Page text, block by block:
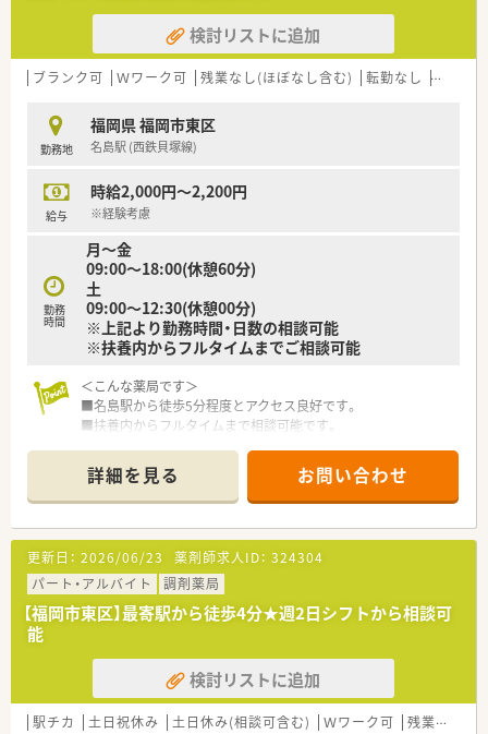
す。
■九州大学病院と連携して、地域医療を支えております。
■薬に関しては薬剤師を信頼・一任されています。
■職員や家族の診療費の補助制度もございます。
■映画・旅行・飲食等で特典や割引を受けられる福利厚生にも加
入されています。
検討リストに追加
ブランク可 Ｗワーク可 残業なし(ほぼなし含む) 転勤なし 車通勤
勤務地
福岡県 福岡市東区
名島駅 (西鉄貝塚線)
給与
時給2,000円～2,200円
※経験考慮
勤務
時間
月～金
09:00～18:00(休憩60分)
土
09:00～12:30(休憩00分)
※上記より勤務時間・日数の相談可能
※扶養内からフルタイムまでご相談可能
＜こんな薬局です＞
■名島駅から徒歩5分程度とアクセス良好です。
■扶養内からフルタイムまで相談可能です。
■総合科目を応需しているため、薬剤師としてのスキルアップを
目指したい方におすすめです。
■企業としての増員募集です。
＜こんな会社です＞
■福岡県内に限定したドミナント出店を果たしており、56店舗
展開しています。（2022年6月時点）
■ドクターの開業支援から一緒に新規開局されているため処方
元との関係も良好です。
れています。
■対人業務を強化！電話による服薬フォローやかかりつけ業務に
力を入れています。
■全店本の7〜8割で在宅に取り組んでいるため在宅の経験も積
詳細を見る お問い合わせ
更新日： 2026/06/23 薬剤師求人ID： 324304
パート・アルバイト
調剤薬局
【福岡市東区】最寄駅から徒歩4分★週2日シフトから相談可
能
検討リストに追加
駅チカ 土日祝休み 土日休み(相談可含む) Ｗワーク可 残業なし(ほぼなし含む)